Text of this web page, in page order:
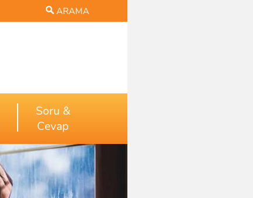
ARAMA
Soru &
Cevap